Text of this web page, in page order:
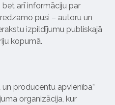
arī informāciju par
pusi – autoru un
izpildījumu publiskajā
kopumā.
producentu apvienība”
organizācija, kur